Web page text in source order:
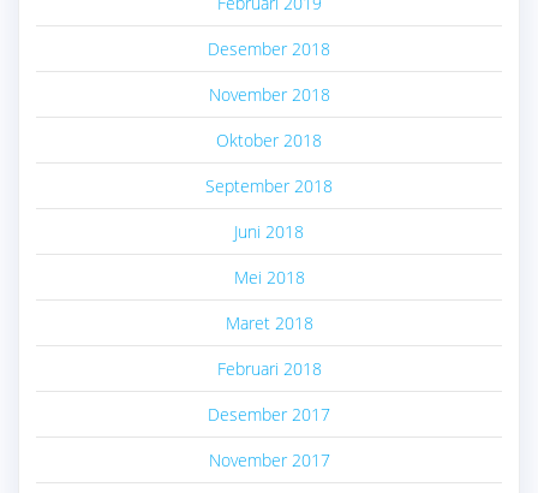
Desember 2018
November 2018
Oktober 2018
September 2018
Juni 2018
Mei 2018
Maret 2018
Februari 2018
Desember 2017
November 2017